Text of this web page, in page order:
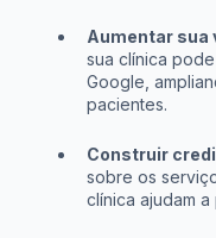
Aumentar sua
sua clínica
Google,
pacientes.
Construir
sobre os
clínica ajudam